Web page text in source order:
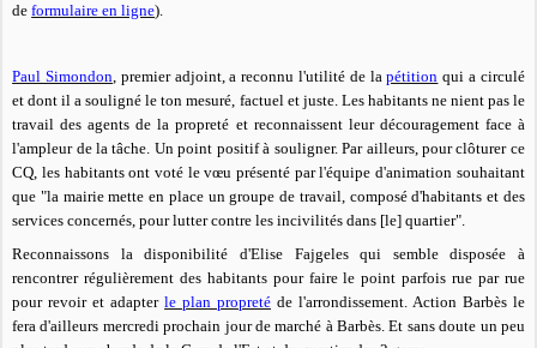
deformulaire en ligne).
Paul Simondon, premier adjoint, a reconnu l'utilité de la pétition qui a circulé
et dont il a souligné le ton mesuré, factuel et juste. Les habitants ne nient pas le
travail des agents de la propreté et reconnaissent leur découragement face à
l'ampleur de la tâche. Un point positif à souligner.Par ailleurs, pour clôturer ce
CQ, les habitants ont voté le vœu présenté par l'équipe d'animation souhaitant
que "la mairie mette en place un groupe de travail, composé d'habitants et des
services concernés, pour lutter contre les incivilités dans [le] quartier".
Reconnaissons la disponibilité d'Elise Fajgeles qui semble disposée à
rencontrer régulièrement des habitants pour faire le point parfois rue par rue
pour revoir et adapter le plan propreté de l'arrondissement. Action Barbès le
fera d'ailleurs mercredi prochain jour de marché à Barbès. Et sans doute un peu